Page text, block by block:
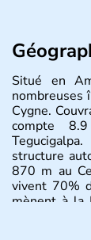
Situé en
nombreuses
Cygne.
compte
structure
870 m au
vivent 70%
mènent à la